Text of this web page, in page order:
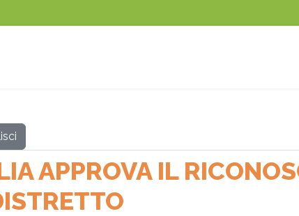
APPROVA IL